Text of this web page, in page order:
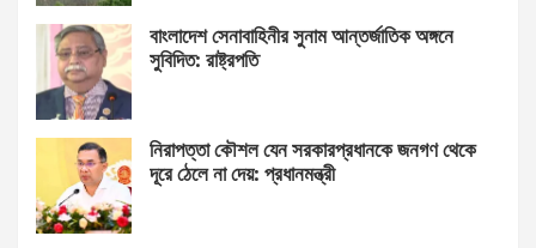
বাংলাদেশ সেনাবাহিনীর সুনাম আন্তর্জাতিক অঙ্গনে
সুবিদিত: রাষ্ট্রপতি
নিরাপত্তা কৌশল যেন সরকারপ্রধানকে জনগণ থেকে
দূরে ঠেলে না দেয়: প্রধানমন্ত্রী